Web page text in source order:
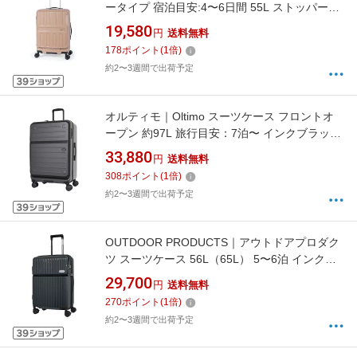
ータイプ 宿泊目安:4〜6日間 55L ストッパー機
能 フロントオープン TSAロック搭載 モカ ALI-
8511-22
19,580 円 送料無料
178ポイント (1倍)
約2〜3週間で出荷予定
オルティモ｜Oltimo スーツケース フロントオ
ープン 約97L 旅行目安：7泊〜 インクブラック
OT-0857-67N-IBK [TSAロック搭載]
33,880 円 送料無料
308ポイント (1倍)
約2〜3週間で出荷予定
OUTDOOR PRODUCTS｜アウトドアプロダク
ツ スーツケース 56L（65L） 5〜6泊 インクブ
ラック OD-0890-57N-IBK [TSAロック搭載]
29,700 円 送料無料
270ポイント (1倍)
約2〜3週間で出荷予定